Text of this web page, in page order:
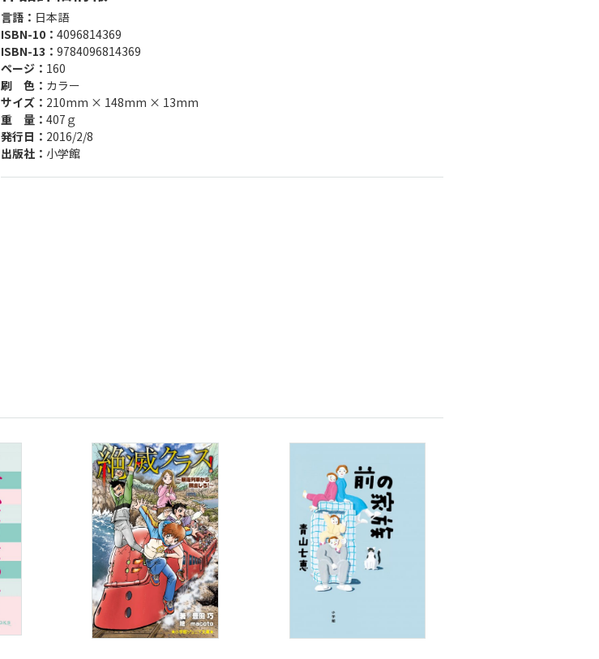
言語： 日本語
ISBN-10： 4096814369
ISBN-13： 9784096814369
ページ： 160
刷 色： カラー
サイズ： 210mm × 148mm × 13mm
重 量： 407ｇ
発行日： 2016/2/8
出版社： 小学館